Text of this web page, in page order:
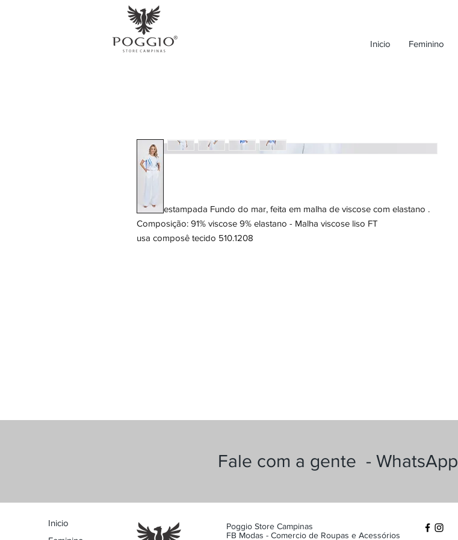
Inicio Feminino
T-shirt estampada Fundo do mar, feita em malha de viscose com elastano .
Composição: 91% viscose 9% elastano - Malha viscose liso FT
usa composê tecido 510.1208
Fale com a gente - WhatsApp
Inicio
Poggio Store Campinas
FB Modas - Comercio de Roupas e Acessórios